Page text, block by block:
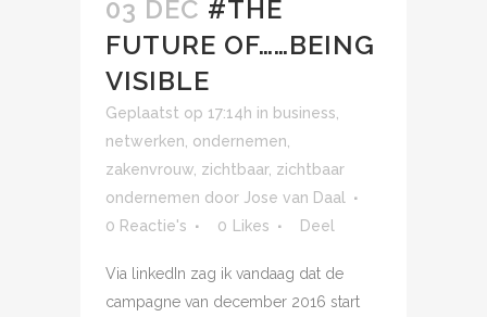
03 DEC #THE
FUTURE OF……BEING
VISIBLE
Geplaatst op 17:14h in business
netwerken ondernemen
zakenvrouw zichtbaar, zichtbaar
ondernemen door Jose van Daal
0 Reactie's
0 Likes Deel
Via linkedIn zag ik vandaag dat de
campagne van december 2016 start